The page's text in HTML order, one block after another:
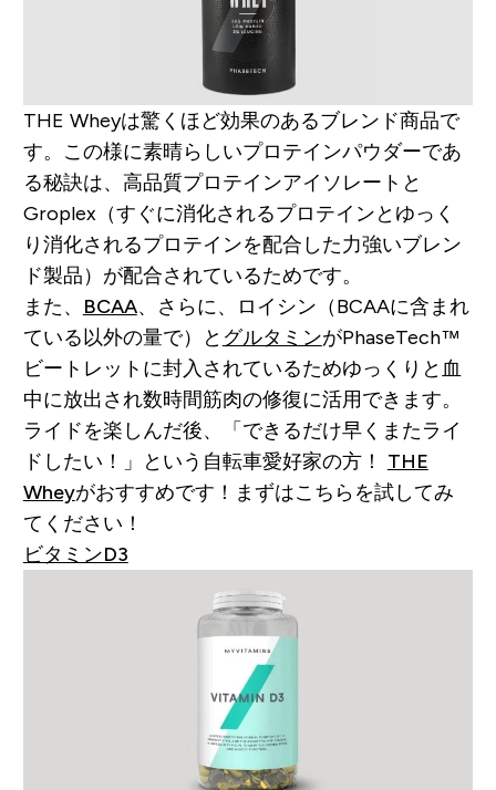
THE Wheyは驚くほど効果のあるブレンド商品で
す。この様に素晴らしいプロテインパウダーであ
る秘訣は、高品質プロテインアイソレートと
Groplex（すぐに消化されるプロテインとゆっく
り消化されるプロテインを配合した力強いブレン
ド製品）が配合されているためです。
また、
BCAA、さらに、ロイシン（BCAAに含まれ
ている以外の量で）と グルタミンがPhaseTech™
ビートレットに封入されているためゆっくりと血
中に放出され数時間筋肉の修復に活用できます。
ライドを楽しんだ後、「できるだけ早くまたライ
ドしたい！」という自転車愛好家の方！ THE
Wheyがおすすめです！まずはこちらを試してみ
てください！
ビタミンD3